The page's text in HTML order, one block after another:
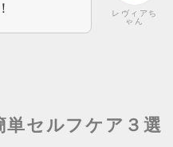
レヴィアち
ゃん
単セルフケア３選